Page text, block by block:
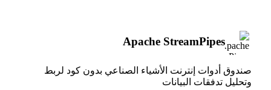
Apache StreamPipes
صندوق أدوات إنترنت الأشياء الصناعي بدون كود لربط
وتحليل تدفقات البيانات